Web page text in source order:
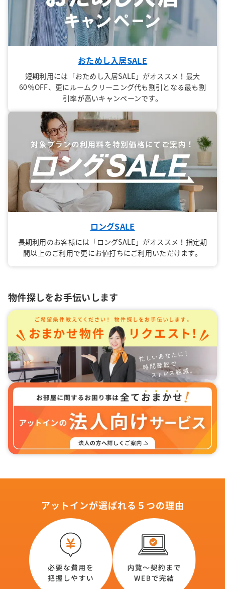
おためし入居SALE
短期利用には「おためし入居SALE」がオススメ！最大
60％OFF、更にルームクリーニング代も割引となる最も割
引率が高いキャンペーンです。
ロングSALE
長期利用のお客様には「ロングSALE」がオススメ！指定期
間以上のご利用で更にお値打ちにご利用いただけます。
物件探しをお手伝いします
アットインが選ばれる５つの理由